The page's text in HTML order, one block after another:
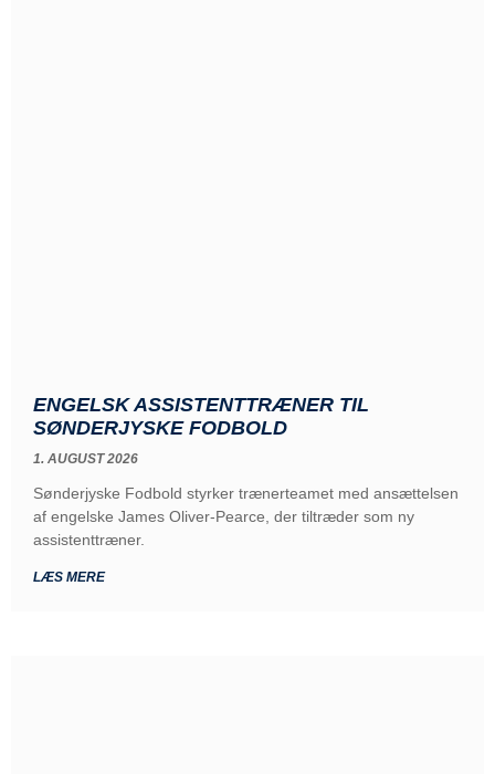
ENGELSK ASSISTENTTRÆNER TIL
SØNDERJYSKE FODBOLD
1. AUGUST 2026
Sønderjyske Fodbold styrker trænerteamet med ansættelsen
af engelske James Oliver-Pearce, der tiltræder som ny
assistenttræner.
LÆS MERE